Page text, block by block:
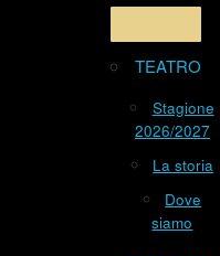
TEATRO
Stagione
2026/2027
La storia
Dove
siamo